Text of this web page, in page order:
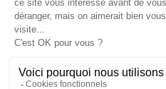
© 2026 - Côté Formations - par